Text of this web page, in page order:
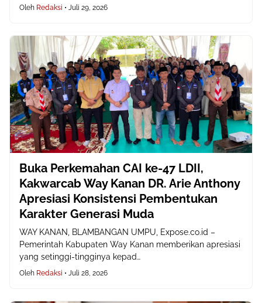
Oleh Redaksi • Juli 29, 2026
Buka Perkemahan CAI ke-47 LDII,
Kakwarcab Way Kanan DR. Arie Anthony
Apresiasi Konsistensi Pembentukan
Karakter Generasi Muda
WAY KANAN, BLAMBANGAN UMPU, Expose.co.id –
Pemerintah Kabupaten Way Kanan memberikan apresiasi
yang setinggi-tingginya kepad…
Oleh Redaksi • Juli 28, 2026